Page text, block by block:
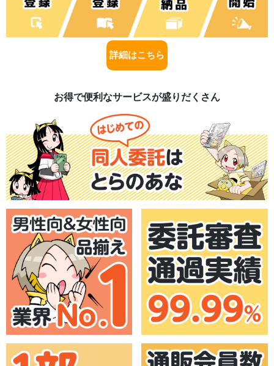
詳細はこちら
お得で便利なサービスが盛りだくさん